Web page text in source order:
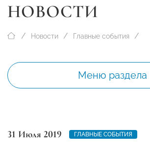
НОВОСТИ
Новости Главные события
Меню раздела
31 Июля 2019 ГЛАВНЫЕ СОБЫТИЯ